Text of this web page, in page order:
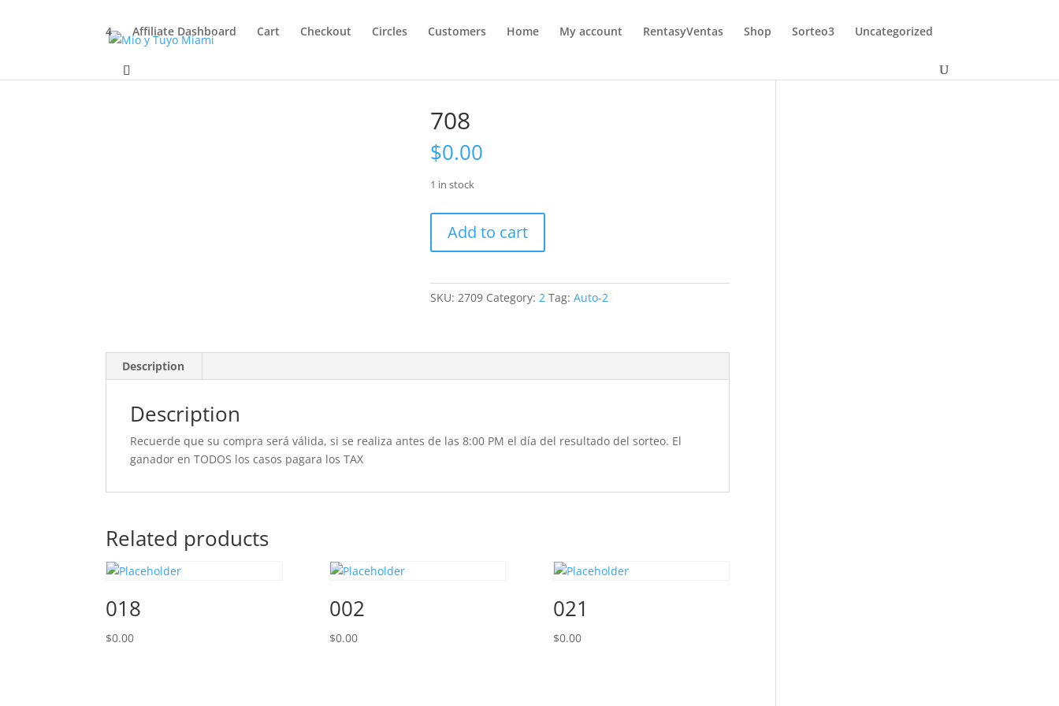
4 Affiliate Dashboard Cart Checkout Circles Customers Home My account RentasyVentas Shop Sorteo3 Uncategorized
708
$0.00
1 in stock
quantity
Add to cart
SKU:2709 Category:2 Tag:Auto-2
Description
Description
Recuerde que su compra será válida, si se realiza antes de las 8:00 PM el día del resultado del sorteo. El
ganador en TODOS los casos pagara los TAX
Related products
018
$0.00
002
$0.00
021
$0.00